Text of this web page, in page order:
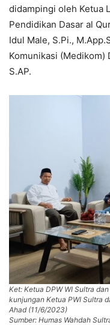
didampingi oleh Ketua
Pendidikan Dasar al
Idul Male, S.Pi.,
Komunikasi (Medikom)
S.AP.
Ket: Ketua DPW WI Sultra
kunjungan Ketua PWI Sultra
Ahad (11/6/2023)
Sumber: Humas Wahdah